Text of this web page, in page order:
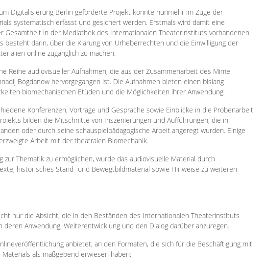
Digitalisierung Berlin geförderte Projekt konnte nunmehr im Zuge der
systematisch erfasst und gesichert werden. Erstmals wird damit eine
in der Mediathek des Internationalen Theaterinstituts vorhandenen
besteht darin, über die Klärung von Urheberrechten und die Einwilligung der
online zugänglich zu machen.
Reihe audiovisueller Aufnahmen, die aus der Zusammenarbeit des Mime
Bogdanow hervorgegangen ist. Die Aufnahmen bieten einen bislang
biomechanischen Etüden und die Möglichkeiten ihrer Anwendung.
Konferenzen, Vorträge und Gespräche sowie Einblicke in die Probenarbeit
bilden die Mitschnitte von Inszenierungen und Aufführungen, die in
oder durch seine schauspielpädagogische Arbeit angeregt wurden. Einige
Arbeit mit der theatralen Biomechanik.
Thematik zu ermöglichen, wurde das audiovisuelle Material durch
historisches Stand- und Bewegtbildmaterial sowie Hinweise zu weiteren
nur die Absicht, die in den Beständen des Internationalen Theaterinstituts
Anwendung, Weiterentwicklung und den Dialog darüber anzuregen.
anbietet, an den Formaten, die sich für die Beschäftigung mit
als maßgebend erwiesen haben: